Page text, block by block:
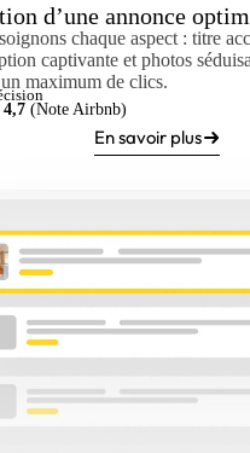
d’une annonce
chaque aspect : titre
captivante et photos
maximum de clics.
(Note Airbnb)
En savoir plus